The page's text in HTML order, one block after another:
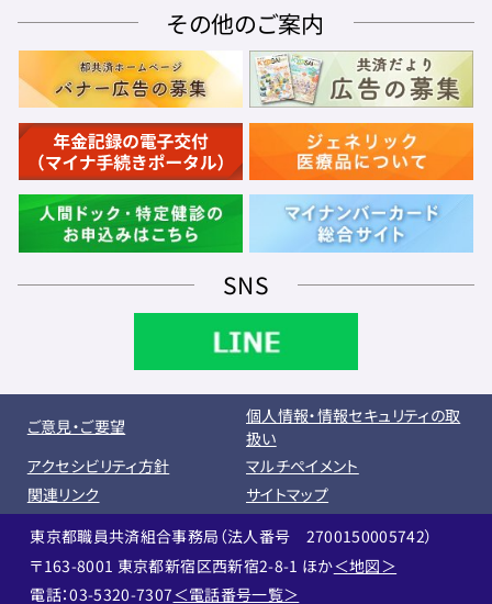
その他のご案内
SNS
ご意見・ご要望
個人情報・情報セキュリティの取
扱い
アクセシビリティ方針
マルチペイメント
関連リンク
サイトマップ
東京都職員共済組合事務局（法人番号 2700150005742）
〒163-8001 東京都新宿区西新宿2-8-1 ほか＜地図＞
電話：03-5320-7307＜電話番号一覧＞